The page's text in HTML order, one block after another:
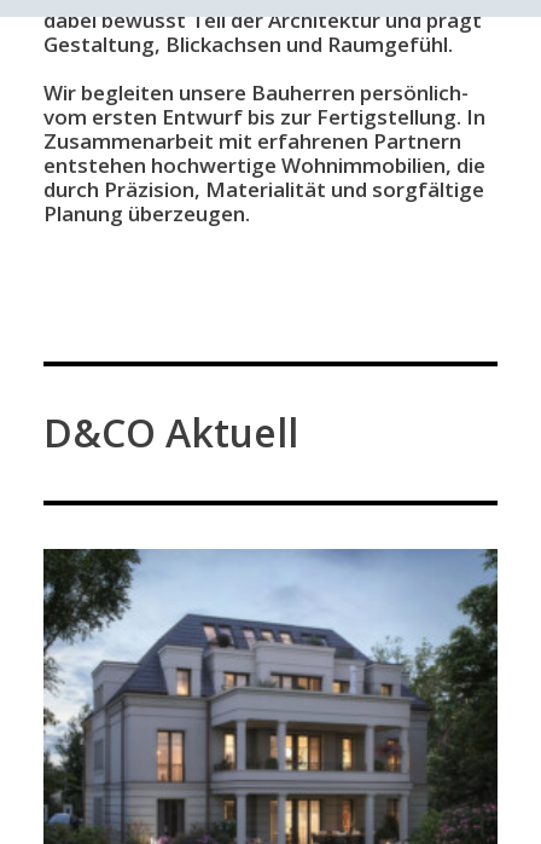
dabei bewusst Teil der Architektur und prägt
Gestaltung, Blickachsen und Raumgefühl.
Wir begleiten unsere Bauherren persönlich-
vom ersten Entwurf bis zur Fertigstellung. In
Zusammenarbeit mit erfahrenen Partnern
entstehen hochwertige Wohnimmobilien, die
durch Präzision, Materialität und sorgfältige
Planung überzeugen.
D&CO Aktuell